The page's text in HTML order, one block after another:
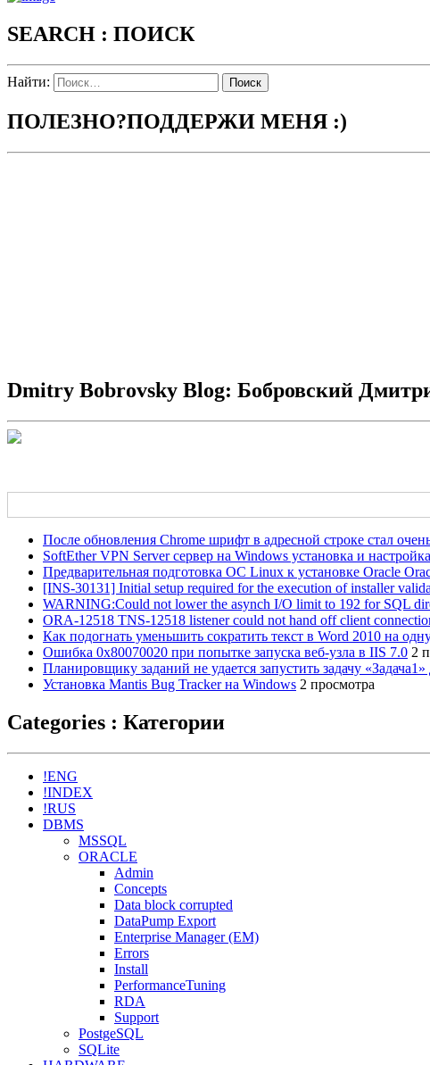
SEARCH : ПОИСК
Найти:
ПОЛЕЗНО?ПОДДЕРЖИ МЕНЯ :)
Dmitry Bobrovsky Blog: Бобровский
После обновления Chrome шрифт в адресной строке стал
SoftEther VPN Server сервер на Windows установка и настройка
Предварительная подготовка ОС Linux к установке Oracle
[INS-30131] Initial setup required for the execution of installer
WARNING:Could not lower the asynch I/O limit to 192 for SQL
ORA-12518 TNS-12518 listener could not hand off client
Как подогнать уменьшить сократить текст в Word 2010 на
Ошибка 0x80070020 при попытке запуска веб-узла в IIS 7.0 2
Планировщику заданий не удается запустить задачу
Установка Mantis Bug Tracker на Windows 2 просмотра
Categories : Категории
!ENG
!INDEX
!RUS
DBMS
MSSQL
ORACLE
Admin
Concepts
Data block corrupted
DataPump Export
Enterprise Manager (EM)
Errors
Install
PerformanceTuning
RDA
Support
PostgeSQL
SQLite